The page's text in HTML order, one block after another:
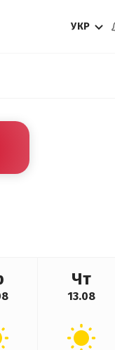
УКР
Чт
13.08